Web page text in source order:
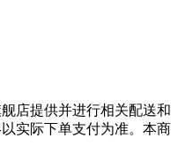
店提供并进行相关配送和
实际下单支付为准。本商